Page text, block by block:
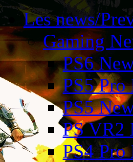
Les news/
Gaming
PS6
PS5 Pro
PS5
PS VR2
PS4 Pro